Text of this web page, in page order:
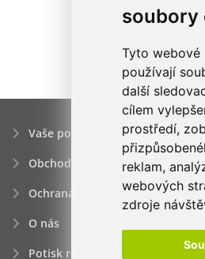
soubory
Tyto webové
používají
další
cílem
prostředí,
reklam,
webových
zdroje
Vaše poptávka
Obchodní podmínky
Ochrana osobních údajú
O nás
Potisk reklamních předmětů